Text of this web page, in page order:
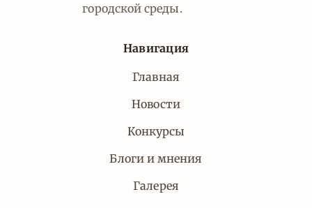
городской среды.
Навигация
Главная
Новости
Конкурсы
Блоги и мнения
Галерея